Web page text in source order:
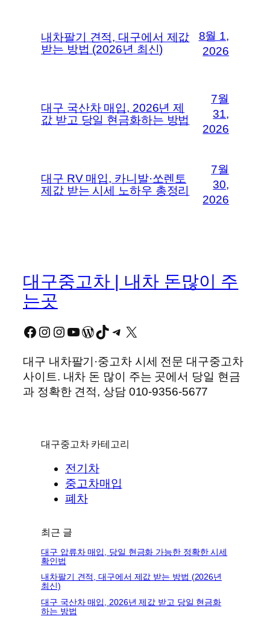
내차팔기 견적, 대구에서 제값
받는 방법 (2026년 최신)
8월 1,
2026
대구 국산차 매입, 2026년 제
값 받고 당일 현금화하는 방법
7월
31,
2026
대구 RV 매입, 카니발·쏘렌토
제값 받는 시세 노하우 총정리
7월
30,
2026
대구중고차 | 내차 돈많이 주
는곳
Facebook Instagram Instagram YouTube 워드프레스TikTok Telegram X
대구 내차팔기·중고차 시세 전문 대구중고차
사이트. 내차 돈 많이 주는 곳에서 당일 현금
과 정확한 견적, 상담 010-9356-5677
대구중고차 카테고리
전기차
중고차매입
폐차
최근 글
대구 압류차 매입, 당일 현금화 가능한 정확한 시세
확인법
내차팔기 견적, 대구에서 제값 받는 방법 (2026년
최신)
대구 국산차 매입, 2026년 제값 받고 당일 현금화
하는 방법